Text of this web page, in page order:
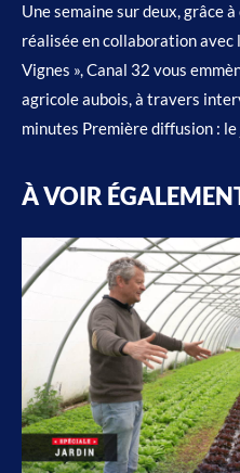
Une semaine sur deux, grâce
réalisée en collaboration avec
Vignes », Canal 32 vous
agricole aubois, à travers
minutes Première diffusion :
À VOIR